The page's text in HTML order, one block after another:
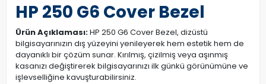
HP 250 G6 Cover Bezel
Ürün Açıklaması:HP 250 G6 Cover Bezel, dizüstü
bilgisayarınızın dış yüzeyini yenileyerek hem estetik hem de
dayanıklı bir çözüm sunar. Kırılmış, çizilmiş veya aşınmış
kasanızı değiştirerek bilgisayarınızı ilk günkü görünümüne ve
işlevselliğine kavuşturabilirsiniz.